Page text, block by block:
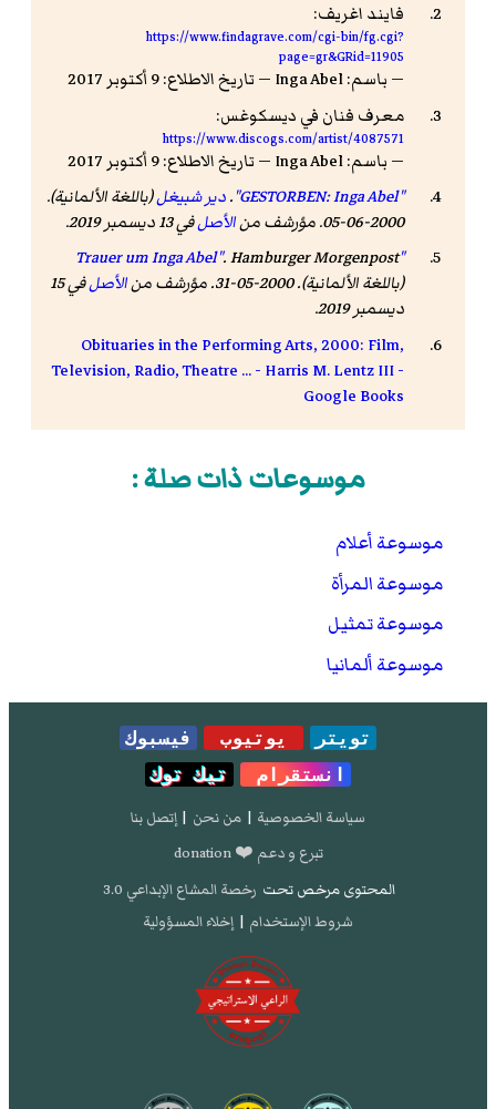
فايند اغريف:
https://www.findagrave.com/cgi-bin/fg.cgi?
page=gr&GRid=11905
— باسم: Inga Abel — تاريخ الاطلاع: 9 أكتوبر 2017
معرف فنان في ديسكوغس:
https://www.discogs.com/artist/4087571
— باسم: Inga Abel — تاريخ الاطلاع: 9 أكتوبر 2017
"GESTORBEN: Inga Abel"
.دير شبيغل(باللغة الألمانية).
2000-06-05. مؤرشف من
الأصلفي 13 ديسمبر 2019
.
"Trauer um Inga Abel"
.Hamburger Morgenpost
(باللغة الألمانية). 2000-05-31. مؤرشف من
الأصل
في 15
ديسمبر 2019
.
Obituaries in the Performing Arts, 2000: Film,
Television, Radio, Theatre ... - Harris M. Lentz III -
Google Books
موسوعات ذات صلة :
موسوعة أعلام
موسوعة المرأة
موسوعة تمثيل
موسوعة ألمانيا
تويتر يوتيوب
فيسبوك
انستقرام
تيك توك
سياسة الخصوصية | من نحن | إتصل بنا
تبرع و دعم ❤️ donation
المحتوى مرخص تحت رخصة المشاع الإبداعي 3.0
شروط الإستخدام | إخلاء المسؤولية